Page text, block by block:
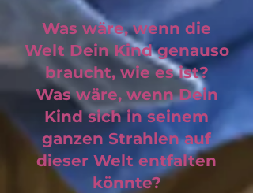
Was wäre, wenn die
Welt Dein Kind genauso
braucht, wie es ist?
Was wäre, wenn Dein
Kind sich in seinem
ganzen Strahlen auf
dieser Welt entfalten
könnte?